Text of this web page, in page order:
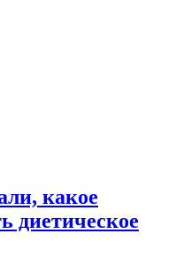
какое
диетическое